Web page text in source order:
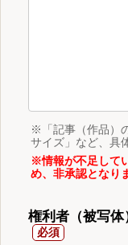
※「記事（作品）
サイズ」など、具
※情報が不足して
め、非承認となり
権利者（被写